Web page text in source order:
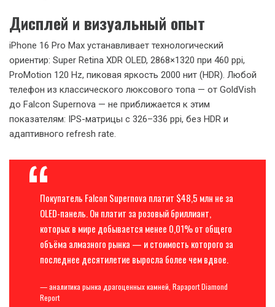
Дисплей и визуальный опыт
iPhone 16 Pro Max устанавливает технологический
ориентир: Super Retina XDR OLED, 2868×1320 при 460 ppi,
ProMotion 120 Hz, пиковая яркость 2000 нит (HDR). Любой
телефон из классического люксового топа — от GoldVish
до Falcon Supernova — не приближается к этим
показателям: IPS-матрицы с 326–336 ppi, без HDR и
адаптивного refresh rate.
Покупатель Falcon Supernova платит $48,5 млн не за
OLED-панель. Он платит за розовый бриллиант,
которых в мире добывается менее 0,01% от общего
объёма алмазного рынка — и стоимость которого за
последнее десятилетие выросла более чем вдвое.
— аналитика рынка драгоценных камней, Rapaport Diamond
Report